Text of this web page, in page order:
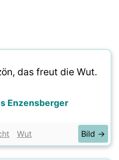
das freut die Wut.
Enzensberger
Wut Bild →